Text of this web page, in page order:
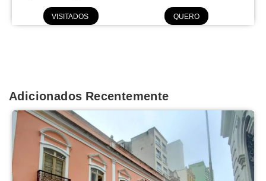
VISITADOS QUERO
Adicionados Recentemente